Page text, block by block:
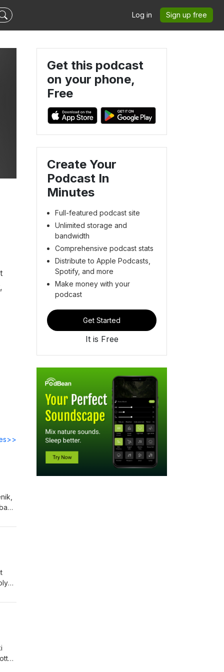
Log in Sign up free
Get this podcast
on your phone,
Free
Create Your
Podcast In
Minutes
Full-featured podcast site
Unlimited storage and
bandwidth
Comprehensive podcast stats
Distribute to Apple Podcasts,
Spotify, and more
Make money with your
podcast
Get Started
It is Free